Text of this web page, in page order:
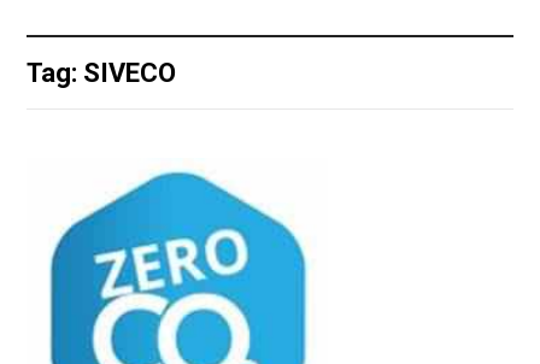
Tag: SIVECO